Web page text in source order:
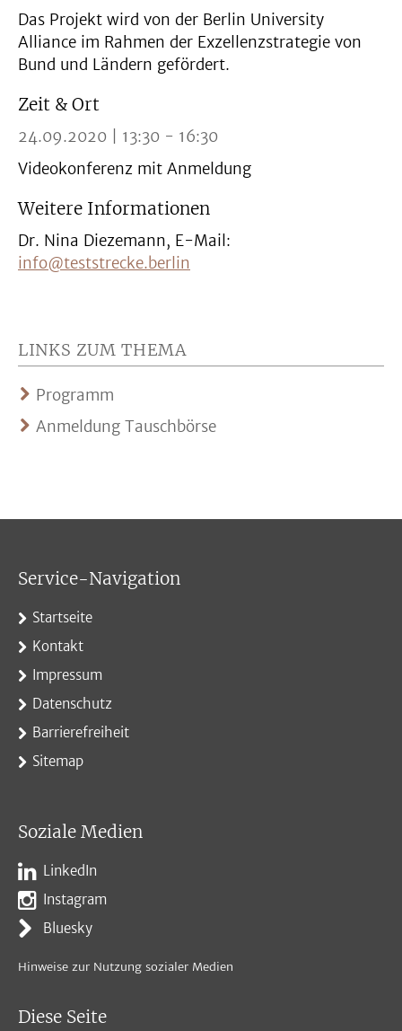
Das Projekt wird von der Berlin University
Alliance im Rahmen der Exzellenzstrategie von
Bund und Ländern gefördert.
Zeit & Ort
24.09.2020 | 13:30 - 16:30
Videokonferenz mit Anmeldung
Weitere Informationen
Dr. Nina Diezemann, E-Mail:
info@teststrecke.berlin
LINKS ZUM THEMA
Programm
Anmeldung Tauschbörse
Service-Navigation
Startseite
Kontakt
Impressum
Datenschutz
Barrierefreiheit
Sitemap
Soziale Medien
LinkedIn
Instagram
Bluesky
Hinweise zur Nutzung sozialer Medien
Diese Seite